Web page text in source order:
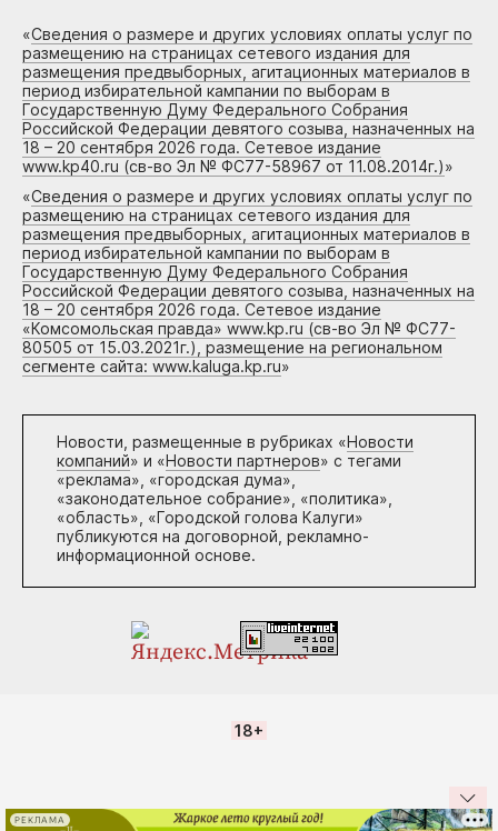
«Сведения о размере и других условиях оплаты услуг по
размещению на страницах сетевого издания для
размещения предвыборных, агитационных материалов в
период избирательной кампании по выборам в
Государственную Думу Федерального Собрания
Российской Федерации девятого созыва, назначенных на
18 – 20 сентября 2026 года. Сетевое издание
www.kp40.ru (св-во Эл № ФС77-58967 от 11.08.2014г.)»
«Сведения о размере и других условиях оплаты услуг по
размещению на страницах сетевого издания для
размещения предвыборных, агитационных материалов в
период избирательной кампании по выборам в
Государственную Думу Федерального Собрания
Российской Федерации девятого созыва, назначенных на
18 – 20 сентября 2026 года. Сетевое издание
«Комсомольская правда» www.kp.ru (св-во Эл № ФС77-
80505 от 15.03.2021г.), размещение на региональном
сегменте сайта: www.kaluga.kp.ru»
Новости, размещенные в рубриках «Новости
компаний» и «Новости партнеров» с тегами
«реклама», «городская дума»,
«законодательное собрание», «политика»,
«область», «Городской голова Калуги»
публикуются на договорной, рекламно-
информационной основе.
18+
РЕКЛАМА